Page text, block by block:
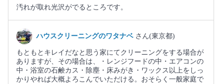
汚れが取れ光沢がでるところです。
ハウスクリーニングのワタナベ さん(東京都)
もともとキレイだなと思う家にてクリーニングをする場合が
ありますが、その場合は、・レンジフードの中・エアコンの
中・浴室の石鹸カス・除塵・床みがき・ワックス以上をしっ
かりやれば大概よろこんでいただける。おそらく一般家庭で